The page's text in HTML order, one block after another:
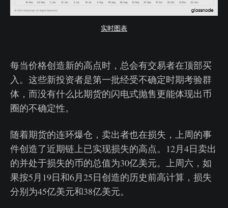
实时图表
每当价格创造新的高点时，总会有交易者在顶部买
入。这些新投资者是第一批经受不确定时期考验群
体，而没有什么比期货的闪电式抛售更能体现出币
圈的不确定性。
随着期货的连环爆仓，卖出者也在损失，上周的事
件创造了近期链上已实现损失的高点。12月4日卖出
的并处于损失的币的总值为30亿美元。上周六，如
果按5月19日和6月25日创造的历史前高计算，损失
分别为45亿美元和38亿美元。